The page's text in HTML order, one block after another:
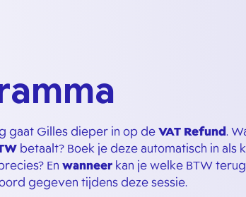
gaat Gilles dieper in op deVAT Refund.
betaalt? Boek je deze automatisch in als
En wanneer kan je welke BTW
gegeven tijdens deze sessie.